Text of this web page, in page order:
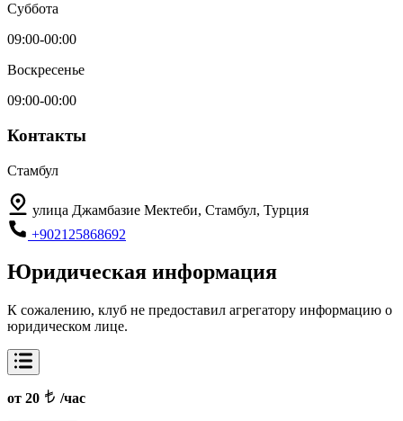
Суббота
09:00-00:00
Воскресенье
09:00-00:00
Контакты
Стамбул
улица Джамбазие Мектеби, Стамбул, Турция
+902125868692
Юридическая информация
К сожалению, клуб не предоставил агрегатору информацию о
юридическом лице.
от 20 /час